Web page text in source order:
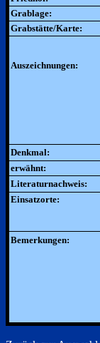
Grablage:
Grabstätte/Karte:
Auszeichnungen:
Denkmal:
erwähnt:
Literaturnachweis:
Einsatzorte:
Bemerkungen: